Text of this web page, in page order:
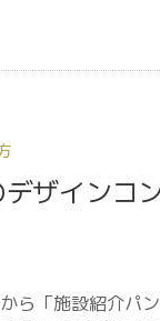
ザインコ
ら「施設紹介パ